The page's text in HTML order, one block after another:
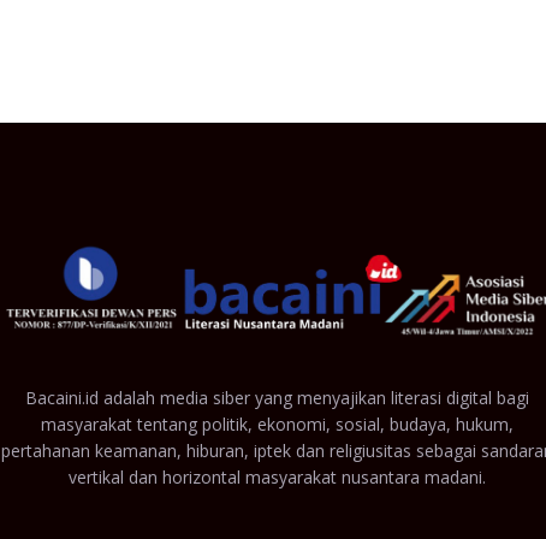
Bacaini.id adalah media siber yang menyajikan literasi digital bagi
masyarakat tentang politik, ekonomi, sosial, budaya, hukum,
pertahanan keamanan, hiburan, iptek dan religiusitas sebagai
vertikal dan horizontal masyarakat nusantara madani.